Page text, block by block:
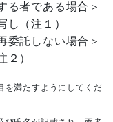
る者である場合＞
（注１）
託しない場合＞
）
を満たすようにしてくだ